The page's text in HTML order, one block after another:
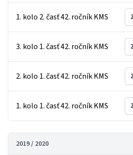
1. kolo 2. časť 42. ročník KMS
3. kolo 1. časť 42. ročník KMS
2. kolo 1. časť 42. ročník KMS
1. kolo 1. časť 42. ročník KMS
2019 / 2020